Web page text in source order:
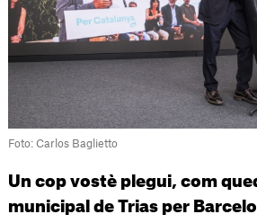
Foto: Carlos Baglietto
Un cop vostè plegui, com
municipal de Trias per